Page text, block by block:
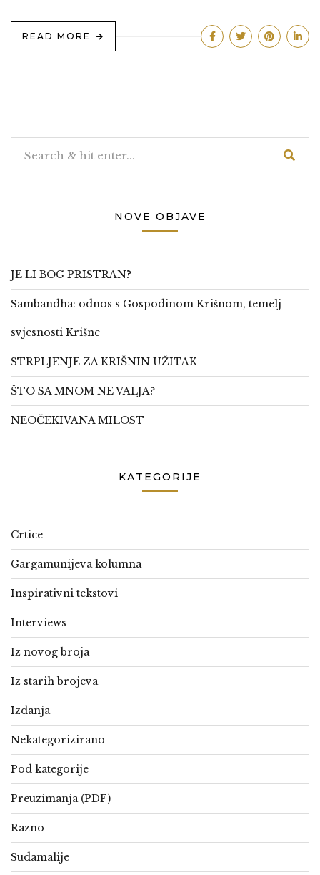
READ MORE
NOVE OBJAVE
JE LI BOG PRISTRAN?
Sambandha: odnos s Gospodinom Krišnom, temelj
svjesnosti Krišne
STRPLJENJE ZA KRIŠNIN UŽITAK
ŠTO SA MNOM NE VALJA?
NEOČEKIVANA MILOST
KATEGORIJE
Crtice
Gargamunijeva kolumna
Inspirativni tekstovi
Interviews
Iz novog broja
Iz starih brojeva
Izdanja
Nekategorizirano
Pod kategorije
Preuzimanja (PDF)
Razno
Sudamalije